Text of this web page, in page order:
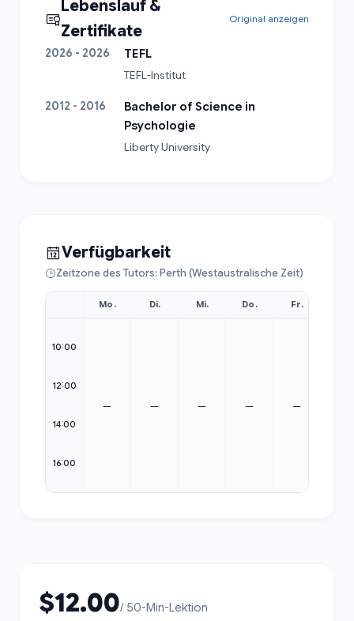
Lebenslauf &
Zertifikate
Original anzeigen
2026 - 2026
TEFL
TEFL-Institut
2012 - 2016
Bachelor of Science in
Psychologie
Liberty University
Verfügbarkeit
Zeitzone des Tutors: Perth (Westaustralische Zeit)
10:00
12:00
14:00
16:00
Mo.
—
Di.
—
Mi.
—
Do.
—
Fr.
—
$12.00/ 50-Min-Lektion